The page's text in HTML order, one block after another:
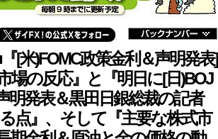
[米)FOMC政策金利＆声明発表]
場の反応』と『明日に[日)BOJ
明発表＆黒田日銀総裁の記者
点』、そして『主要な株式市